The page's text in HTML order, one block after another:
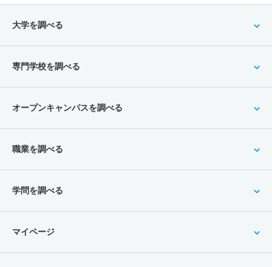
大学を調べる
専門学校を調べる
オープンキャンパスを調べる
職業を調べる
学問を調べる
マイページ